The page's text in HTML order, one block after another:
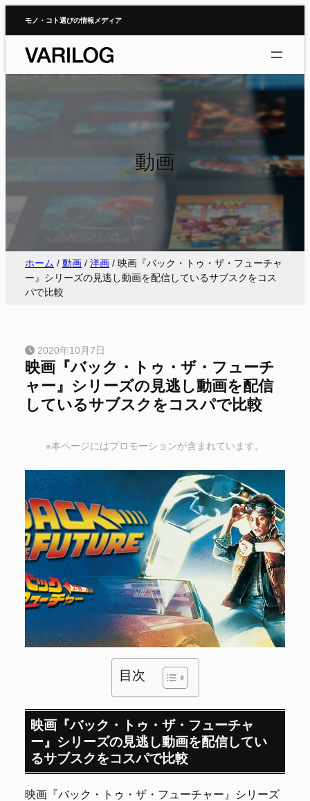
モノ・コト選びの情報メディア
動画
ホーム / 動画 / 洋画 / 映画『バック・トゥ・ザ・フューチャ
ー』シリーズの見逃し動画を配信しているサブスクをコス
パで比較
2020年10月7日
映画『バック・トゥ・ザ・フューチ
ャー』シリーズの見逃し動画を配信
しているサブスクをコスパで比較
※本ページにはプロモーションが含まれています。
目次
映画『バック・トゥ・ザ・フューチャ
ー』シリーズの見逃し動画を配信してい
るサブスクをコスパで比較
映画『バック・トゥ・ザ・フューチャー』シリーズ